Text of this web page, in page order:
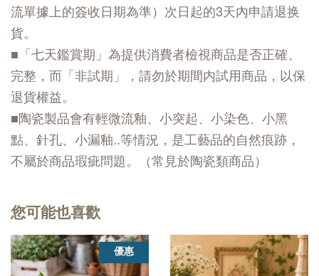
流單據上的簽收日期為準）次日起的3天內申請退换
貨。
■「七天鑑賞期」為提供消費者檢視商品是否正確、
完整，而「非試期」，請勿於期間内試用商品，以保
退貨權益。
■陶瓷製品會有輕微流釉、小突起、小染色、小黑
點、針孔、小漏釉..等情況，是工藝品的自然痕跡，
不屬於商品瑕疵問題。（常見於陶瓷類商品）
您可能也喜歡
優惠